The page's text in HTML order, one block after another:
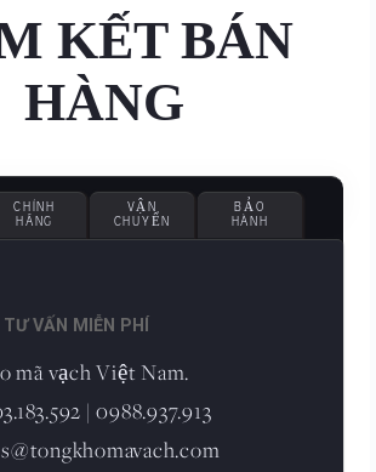
KẾT BÁN
HÀNG
CHÍNH
HÃNG
VẬN
CHUYỂN
BẢO
HÀNH
VẤN MIỄN PHÍ
mã vạch Việt Nam.
| 0988.937.913